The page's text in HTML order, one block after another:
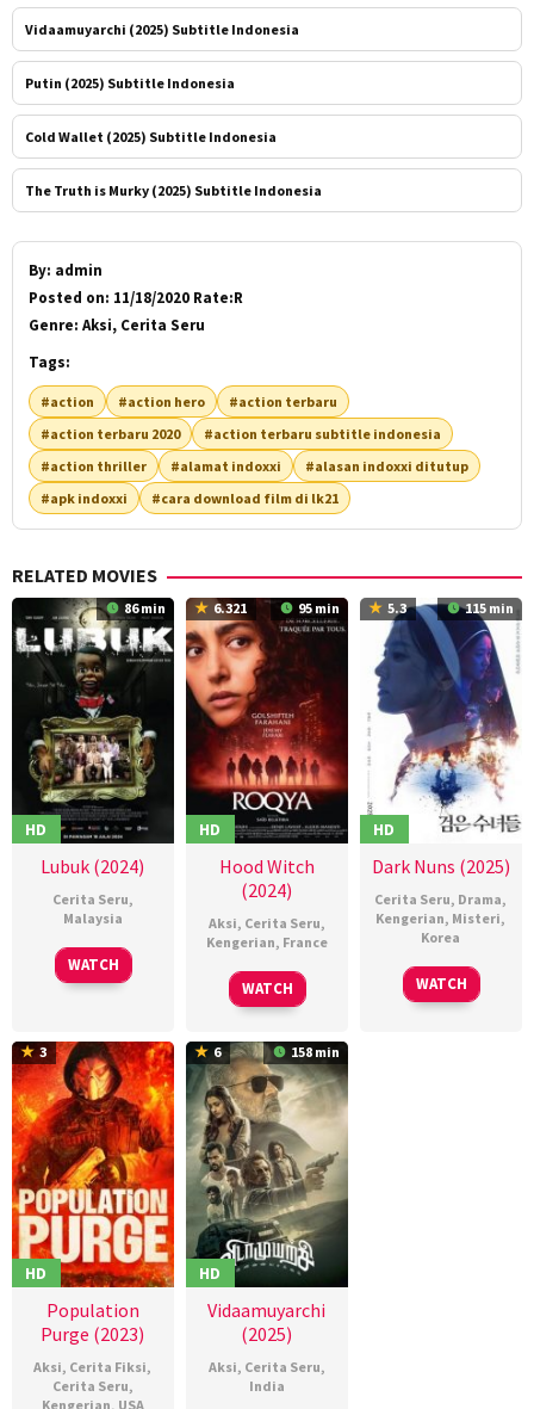
Vidaamuyarchi (2025) Subtitle Indonesia
Putin (2025) Subtitle Indonesia
Cold Wallet (2025) Subtitle Indonesia
The Truth is Murky (2025) Subtitle Indonesia
By: admin
Posted on: 11/18/2020 Rate:R
Genre: Aksi, Cerita Seru
Tags:
#action #action hero
#action terbaru
#action terbaru 2020
#action terbaru subtitle indonesia
#action thriller
#alamat indoxxi
#alasan indoxxi ditutup
#apk indoxxi
#cara download film di lk21
RELATED MOVIES
86 min
HD
Lubuk (2024)
Cerita Seru,
Malaysia
18
Jul
Mark
Lee
WATCH
6.321 95 min
HD
Hood Witch
(2024)
Aksi, Cerita Seru,
Kengerian, France
15
May
Saïd
Belktibia
WATCH
5.3 115 min
HD
Dark Nuns (2025)
Cerita Seru, Drama,
Kengerian, Misteri,
Korea
24
Jan
권
혁
WATCH
3
HD
Population
Purge (2023)
Aksi, Cerita Fiksi,
Cerita Seru,
Kengerian, USA
6 158 min
HD
Vidaamuyarchi
(2025)
Aksi, Cerita Seru,
India